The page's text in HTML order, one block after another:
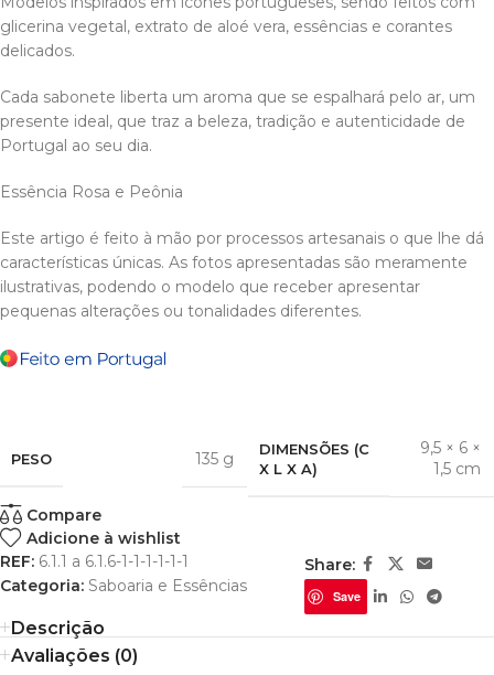
glicerina vegetal, extrato de aloé vera, essências e corantes
delicados.
Cada sabonete liberta um aroma que se espalhará pelo ar, um
presente ideal, que traz a beleza, tradição e autenticidade de
Portugal ao seu dia.
Essência Rosa e Peônia
Este artigo é feito à mão por processos artesanais o que lhe dá
características únicas. As fotos apresentadas são meramente
ilustrativas, podendo o modelo que receber apresentar
pequenas alterações ou tonalidades diferentes.
PESO 135 g
DIMENSÕES (C
X L X A)
9,5 × 6 ×
1,5 cm
Compare
Adicione à wishlist
REF: 6.1.1 a 6.1.6-1-1-1-1-1-1
Categoria: Saboaria e Essências
Share:
Save
Descrição
Avaliações (0)